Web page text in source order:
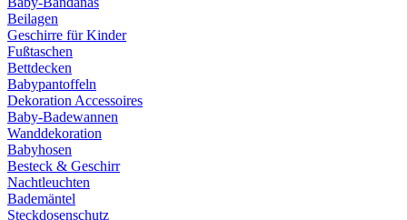
Beilagen
Geschirre für Kinder
Fußtaschen
Bettdecken
Babypantoffeln
Dekoration Accessoires
Baby-Badewannen
Wanddekoration
Babyhosen
Besteck & Geschirr
Nachtleuchten
Bademäntel
Steckdosenschutz